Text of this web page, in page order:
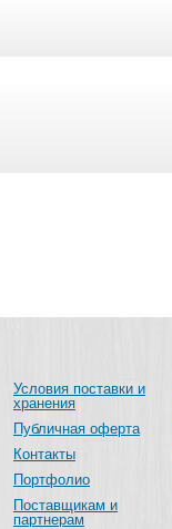
Условия поставки и
хранения
Публичная оферта
Контакты
Портфолио
Поставщикам и
партнерам